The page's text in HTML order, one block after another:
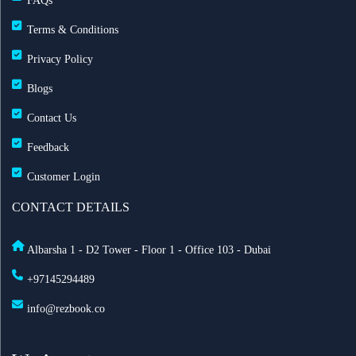
مطارات دبي: تحويل 19 رحلة طيران بسبب الضباب
وانخفاض الرؤية
التغييرات الجديدة؟
Terms & Conditions
Privacy Policy
Blogs
Contact Us
Feedback
Customer Login
CONTACT DETAILS
Albarsha 1 - D2 Tower - Floor 1 - Office 103 - Dubai
+97145294489
info@rezbook.co